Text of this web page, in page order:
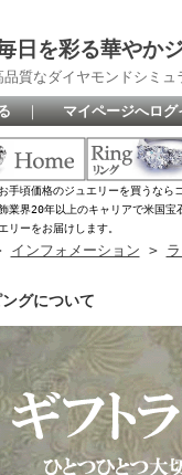
日を彩る華やか
質なダイヤモンドシミュ
｜ マイページへログ
手頃価格のジュエリーを買うなら
業界20年以上のキャリアで米国
リーをお届けします。
インフォメーション >
グについて